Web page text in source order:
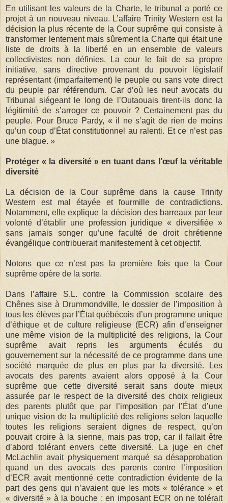
En utilisant les valeurs de la Charte, le tribunal a porté ce
projet à un nouveau niveau. L’affaire Trinity Western est la
décision la plus récente de la Cour suprême qui consiste à
transformer lentement mais sûrement la Charte qui était une
liste de droits à la liberté en un ensemble de valeurs
collectivistes non définies. La cour le fait de sa propre
initiative, sans directive provenant du pouvoir législatif
représentant (imparfaitement) le peuple ou sans vote direct
du peuple par référendum. Car d’où les neuf avocats du
Tribunal siégeant le long de l’Outaouais tirent-ils donc la
légitimité de s’arroger ce pouvoir ? Certainement pas du
peuple. Pour Bruce Pardy, « il ne s’agit de rien de moins
qu’un coup d’État constitutionnel au ralenti. Et ce n’est pas
une blague. »
Protéger « la diversité » en tuant dans l’œuf la véritable
diversité
La décision de la Cour suprême dans la cause Trinity
Western est mal étayée et fourmille de contradictions.
Notamment, elle explique la décision des barreaux par leur
volonté d’établir une profession juridique « diversifiée »
sans jamais songer qu’une faculté de droit chrétienne
évangélique contribuerait manifestement à cet objectif.
Notons que ce n’est pas la première fois que la Cour
suprême opère de la sorte.
Dans l’affaire S.L. contre la Commission scolaire des
Chênes sise à Drummondville, le dossier de l’imposition à
tous les élèves par l’État québécois d’un programme unique
d’éthique et de culture religieuse (ECR) afin d’enseigner
une même vision de la multiplicité des religions, la Cour
suprême avait repris les arguments éculés du
gouvernement sur la nécessité de ce programme dans une
société marquée de plus en plus par la diversité. Les
avocats des parents avaient alors opposé à la Cour
suprême que cette diversité serait sans doute mieux
assurée par le respect de la diversité des choix religieux
des parents plutôt que par l’imposition par l’État d’une
unique vision de la multiplicité des religions selon laquelle
toutes les religions seraient dignes de respect, qu’on
pouvait croire à la sienne, mais pas trop, car il fallait être
d’abord tolérant envers cette diversité. La juge en chef
McLachlin avait physiquement marqué sa désapprobation
quand un des avocats des parents contre l’imposition
d’ECR avait mentionné cette contradiction évidente de la
part des gens qui n’avaient que les mots « tolérance » et
« diversité » à la bouche : en imposant ECR on ne tolérait